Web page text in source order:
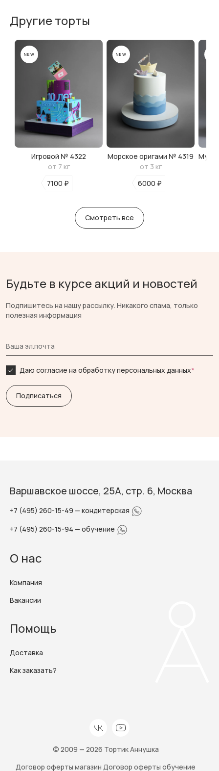
Другие торты
Игровой № 4322
от 7 кг
7100 ₽
NEW
Морское оригами № 4319
от 3 кг
6000 ₽
NEW
Смотреть все
Будьте в курсе акций и новостей
Подпишитесь на нашу рассылку. Никакого спама, только
полезная информация
Даю согласие на обработку персональных данных*
Варшавское шоссе, 25А, стр. 6, Москва
+7 (495) 260-15-49 — кондитерская
+7 (495) 260-15-94 — обучение
О нас
Компания
Вакансии
Помощь
Доставка
Как заказать?
© 2009 — 2026 Тортик Аннушка
Договор оферты магазин Договор оферты обучение